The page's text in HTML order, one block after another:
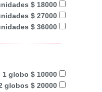
$ 18000
$ 27000
$ 36000
1 globo $ 10000
globos $ 20000